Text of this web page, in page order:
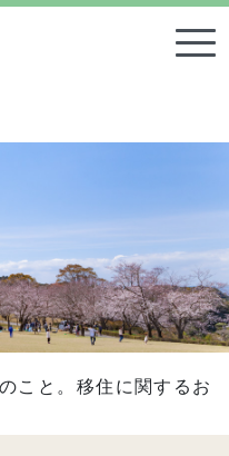
こと。移住に関するお